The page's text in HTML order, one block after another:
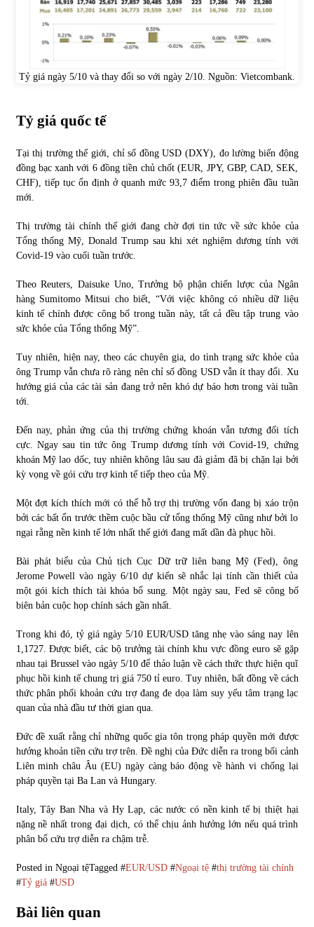
Tỷ giá ngày 5/10 và thay đổi so với ngày 2/10. Nguồn: Vietcombank
Tỷ giá quốc tế
Tại thị trường thế giới, chỉ số đồng USD (DXY), đo lường biến động
đồng bạc xanh với 6 đồng tiền chủ chốt (EUR, JPY, GBP, CAD, SEK,
CHF), tiếp tục ổn định ở quanh mức 93,7 điểm trong phiên đầu tuần
mới.
Thị trường tài chính thế giới đang chờ đợi tin tức về sức khỏe của
Tổng thống Mỹ, Donald Trump sau khi xét nghiệm dương tính với
Covid-19 vào cuối tuần trước.
Theo Reuters, Daisuke Uno, Trưởng bộ phận chiến lược của Ngân
hàng Sumitomo Mitsui cho biết, “Với việc không có nhiều dữ liệu
kinh tế chính được công bố trong tuần này, tất cả đều tập trung vào
sức khỏe của Tổng thống Mỹ”.
Tuy nhiên, hiện nay, theo các chuyên gia, do tình trạng sức khỏe của
ông Trump vẫn chưa rõ ràng nên chỉ số đồng USD vẫn ít thay đổi. Xu
hướng giá của các tài sản đang trở nên khó dự báo hơn trong vài tuần
tới.
Đến nay, phản ứng của thị trường chứng khoán vẫn tương đối tích
cực. Ngay sau tin tức ông Trump dương tính với Covid-19, chứng
khoán Mỹ lao dốc, tuy nhiên không lâu sau đà giảm đã bị chặn lại bởi
kỳ vọng về gói cứu trợ kinh tế tiếp theo của Mỹ.
Một đợt kích thích mới có thể hỗ trợ thị trường vốn đang bị xáo trộn
bởi các bất ổn trước thềm cuộc bầu cử tổng thống Mỹ cũng như bởi lo
ngại rằng nền kinh tế lớn nhất thế giới đang mất dần đà phục hồi.
Bài phát biểu của Chủ tịch Cục Dữ trữ liên bang Mỹ (Fed), ông
Jerome Powell vào ngày 6/10 dự kiến sẽ nhắc lại tính cần thiết của
một gói kích thích tài khóa bổ sung. Một ngày sau, Fed sẽ công bố
biên bản cuộc họp chính sách gần nhất.
Trong khi đó, tỷ giá ngày 5/10 EUR/USD tăng nhẹ vào sáng nay lên
1,1727. Được biết, các bộ trưởng tài chính khu vực đồng euro sẽ gặp
nhau tại Brussel vào ngày 5/10 để thảo luận về cách thức thực hiện quĩ
phục hồi kinh tế chung trị giá 750 tỉ euro. Tuy nhiên, bất đồng về cách
thức phân phối khoản cứu trợ đang đe dọa làm suy yếu tâm trạng lạc
quan của nhà đầu tư thời gian qua.
Đức đề xuất rằng chỉ những quốc gia tôn trọng pháp quyền mới được
hưởng khoản tiền cứu trợ trên. Đề nghị của Đức diễn ra trong bối cảnh
Liên minh châu Âu (EU) ngày càng báo động về hành vi chống lại
pháp quyền tại Ba Lan và Hungary.
Italy, Tây Ban Nha và Hy Lạp, các nước có nền kinh tế bị thiệt hại
nặng nề nhất trong đại dịch, có thể chịu ảnh hưởng lớn nếu quá trình
phân bổ cứu trợ diễn ra chậm trễ.
Posted in Ngoại tệTagged #EUR/USD#Ngoại tệ#thị trường tài chính
#Tỷ giá#USD
Bài liên quan